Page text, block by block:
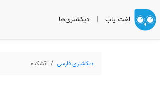
لغت یاب | دیکشنری‌ها
دیکشنری فارسی اتشکده